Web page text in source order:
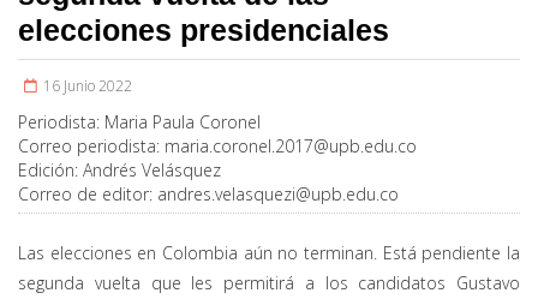
elecciones presidenciales
16 Junio 2022
Periodista: Maria Paula Coronel
Correo periodista: maria.coronel.2017@upb.edu.co
Edición: Andrés Velásquez
Correo de editor: andres.velasquezi@upb.edu.co
Las elecciones en Colombia aún no terminan. Está pendiente la
segunda vuelta que les permitirá a los candidatos Gustavo